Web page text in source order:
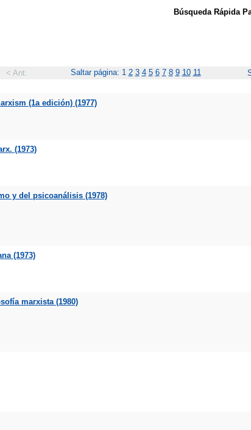
Búsqueda Rápida
< Ant. Saltar página: 1 2 3 4 5 6 7 8 9 10 11
(1a edición) (1977)
(1973)
y del psicoanálisis (1978)
(1973)
marxista (1980)